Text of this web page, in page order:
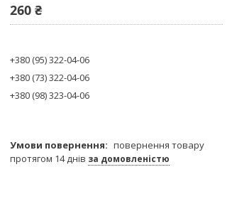
260 ₴
+380 (95) 322-04-06
+380 (73) 322-04-06
+380 (98) 323-04-06
повернення товару
протягом 14 днів за домовленістю